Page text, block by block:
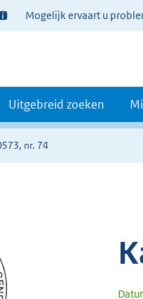
Mogelijk ervaart u
Uitgebreid zoeken
nr. 74